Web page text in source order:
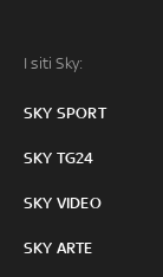
I siti Sky:
SKY SPORT
SKY TG24
SKY VIDEO
SKY ARTE